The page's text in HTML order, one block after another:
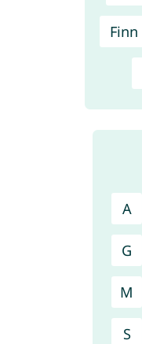
Finn
A
G
M
S